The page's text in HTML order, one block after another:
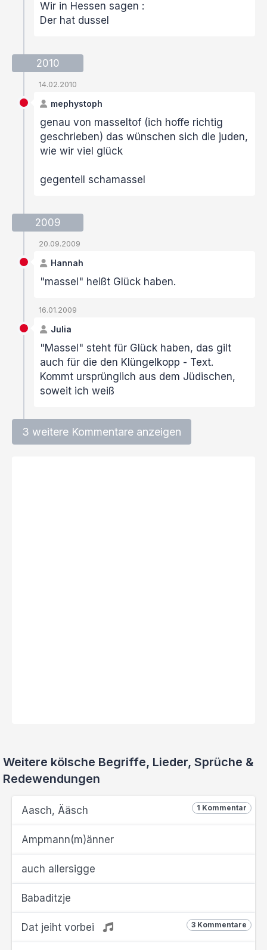
Wir in Hessen sagen :
Der hat dussel
2010
14.02.2010
mephystoph
genau von masseltof (ich hoffe richtig
geschrieben) das wünschen sich die juden,
wie wir viel glück
gegenteil schamassel
2009
20.09.2009
Hannah
"massel" heißt Glück haben.
16.01.2009
Julia
"Massel" steht für Glück haben, das gilt
auch für die den Klüngelkopp - Text.
Kommt ursprünglich aus dem Jüdischen,
soweit ich weiß
3 weitere Kommentare anzeigen
Weitere kölsche Begriffe, Lieder, Sprüche &
Redewendungen
1 Kommentar
Aasch, Ääsch
Ampmann(m)änner
auch allersigge
Babaditzje
3 Kommentare
Dat jeiht vorbei